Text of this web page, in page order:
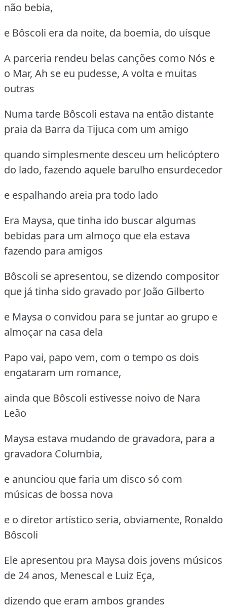
não bebia,
e Bôscoli era da noite, da boemia, do uísque
A parceria rendeu belas canções como Nós e
o Mar, Ah se eu pudesse, A volta e muitas
outras
Numa tarde Bôscoli estava na então distante
praia da Barra da Tijuca com um amigo
quando simplesmente desceu um helicóptero
do lado, fazendo aquele barulho ensurdecedor
e espalhando areia pra todo lado
Era Maysa, que tinha ido buscar algumas
bebidas para um almoço que ela estava
fazendo para amigos
Bôscoli se apresentou, se dizendo compositor
que já tinha sido gravado por João Gilberto
e Maysa o convidou para se juntar ao grupo e
almoçar na casa dela
Papo vai, papo vem, com o tempo os dois
engataram um romance,
ainda que Bôscoli estivesse noivo de Nara
Leão
Maysa estava mudando de gravadora, para a
gravadora Columbia,
e anunciou que faria um disco só com
músicas de bossa nova
e o diretor artístico seria, obviamente, Ronaldo
Bôscoli
Ele apresentou pra Maysa dois jovens músicos
de 24 anos, Menescal e Luiz Eça,
dizendo que eram ambos grandes